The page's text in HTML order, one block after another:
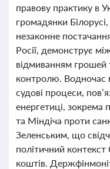
правову практику в
громадянки
незаконне
Росії, демонструє
відмиванням
контролю. Водночас
судові процеси,
енергетиці, зокрема
та Міндіча проти
Зеленським, що
політичний
коштів.